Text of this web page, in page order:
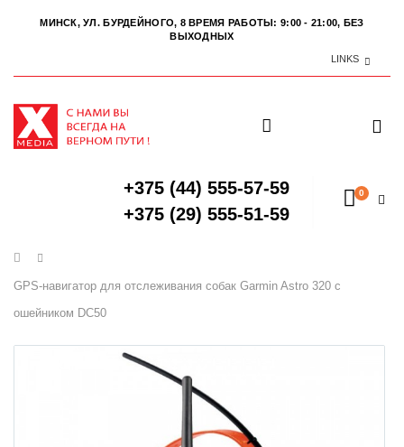
МИНСК, УЛ. БУРДЕЙНОГО, 8 ВРЕМЯ РАБОТЫ: 9:00 - 21:00, БЕЗ
ВЫХОДНЫХ
LINKS
+375 (44) 555-57-59
+375 (29) 555-51-59
0
Главная
GPS-навигатор для отслеживания собак Garmin Astro 320 с
ошейником DC50